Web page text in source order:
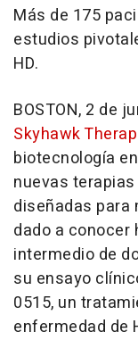
Más de 175
estudios
HD.
BOSTON, 2 de
Skyhawk The
biotecnología
nuevas
diseñadas para
dado a
intermedio de
su ensayo
0515, un
enfermedad de